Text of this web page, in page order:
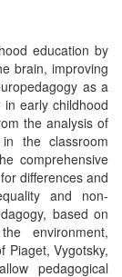
education by
brain, improving
as a
early childhood
the analysis of
the classroom
comprehensive
differences and
and non-
based on
environment,
Piaget, Vygotsky,
pedagogical